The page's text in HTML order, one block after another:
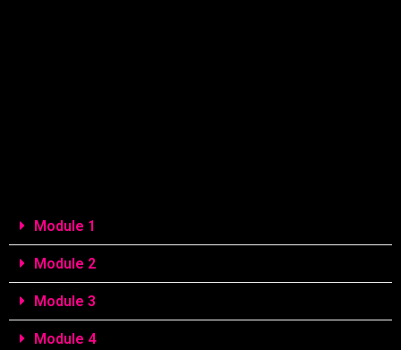
Module 1
Module 2
Module 3
Module 4